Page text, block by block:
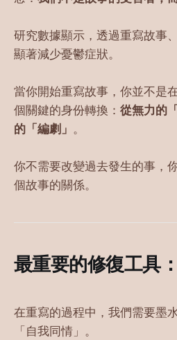
研究數據顯示，透過重寫故事
顯著減少憂鬱症狀。
當你開始重寫故事，你並不是
個關鍵的身份轉換： 從無力的
的「編劇」 。
你不需要改變過去發生的事，
個故事的關係。
最重要的修復工具
在重寫的過程中，我們需要墨
「自我同情」。